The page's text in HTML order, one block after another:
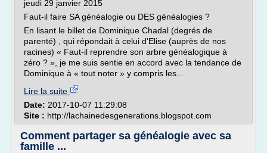
jeudi 29 janvier 2015
Faut-il faire SA généalogie ou DES généalogies ?
En lisant le billet de Dominique Chadal (degrés de
parenté) , qui répondait à celui d'Elise (auprès de nos
racines) « Faut-il reprendre son arbre généalogique à
zéro ? », je me suis sentie en accord avec la tendance de
Dominique à « tout noter » y compris les...
Lire la suite
Date: 2017-10-07 11:29:08
Site : http://lachainedesgenerations.blogspot.com
Comment partager sa généalogie avec sa
famille ...